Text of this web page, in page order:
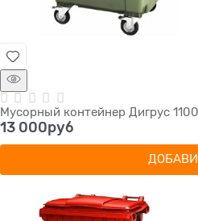
Мусорный контейнер Дигрус
13 000руб